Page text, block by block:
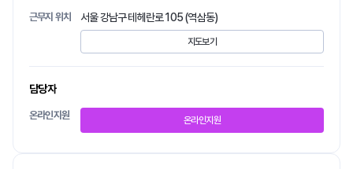
근무지 위치 서울 강남구 테헤란로 105 (역삼동)
지도보기
담당자
온라인지원 온라인지원